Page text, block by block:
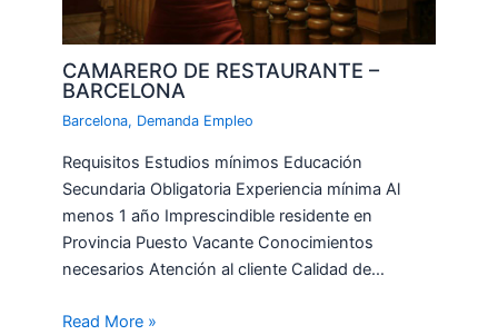
CAMARERO DE RESTAURANTE –
BARCELONA
Barcelona, Demanda Empleo
Requisitos Estudios mínimos Educación
Secundaria Obligatoria Experiencia mínima Al
menos 1 año Imprescindible residente en
Provincia Puesto Vacante Conocimientos
necesarios Atención al cliente Calidad de…
Read More »